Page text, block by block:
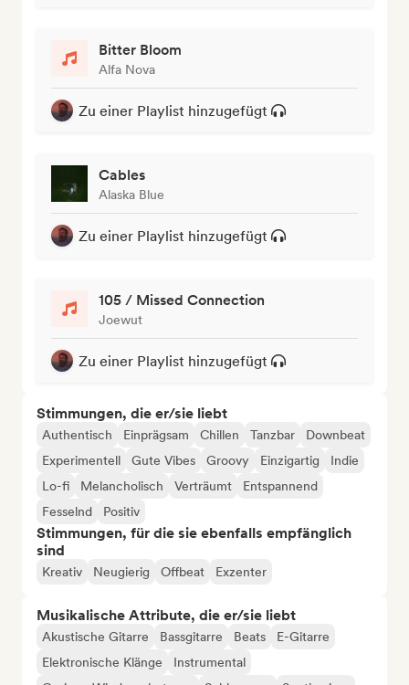
Bitter Bloom
Alfa Nova
Zu einer Playlist hinzugefügt
Cables
Alaska Blue
Zu einer Playlist hinzugefügt
105 / Missed Connection
Joewut
Zu einer Playlist hinzugefügt
Stimmungen, die er/sie liebt
Authentisch Einprägsam Chillen Tanzbar
Downbeat
Experimentell
Gute Vibes Groovy Einzigartig
Indie
Lo-fi
Melancholisch Verträumt
Entspannend
Fesselnd
Positiv
Stimmungen, für die sie ebenfalls empfänglich
sind
Kreativ Neugierig Offbeat Exzenter
Musikalische Attribute, die er/sie liebt
Akustische Gitarre Bassgitarre Beats
E-Gitarre
Elektronische Klänge
Instrumental